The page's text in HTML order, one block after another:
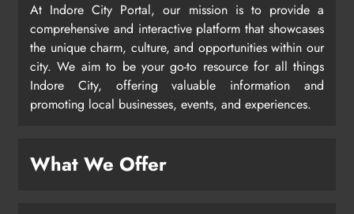
At Indore City Portal, our mission is to provide a
comprehensive and interactive platform that showcases
the unique charm, culture, and opportunities within our
city. We aim to be your go-to resource for all things
Indore City, offering valuable information and
promoting local businesses, events, and experiences.
What We Offer